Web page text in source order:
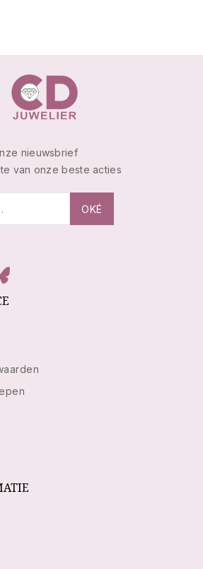
nieuwsbrief
van onze beste acties